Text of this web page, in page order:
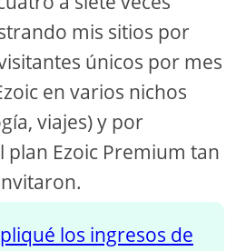
mis sitios por
únicos por mes
en varios nichos
viajes) y por
Ezoic Premium tan
los ingresos de